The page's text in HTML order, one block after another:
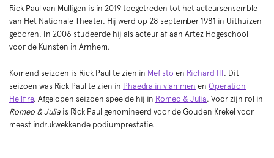
Rick Paul van Mulligen is in 2019 toegetreden tot het acteursensemble
van Het Nationale Theater. Hij werd op 28 september 1981 in Uithuizen
geboren. In 2006 studeerde hij als acteur af aan Artez Hogeschool
voor de Kunsten in Arnhem.
Komend seizoen is Rick Paul te zien in Mefisto en Richard III . Dit
seizoen was Rick Paul te zien in Phaedra in vlammen en Operation
Hellfire. Afgelopen seizoen speelde hij in Romeo & Julia. Voor zijn rol in
Romeo & Julia is Rick Paul genomineerd voor de Gouden Krekel voor
meest indrukwekkende podiumprestatie.